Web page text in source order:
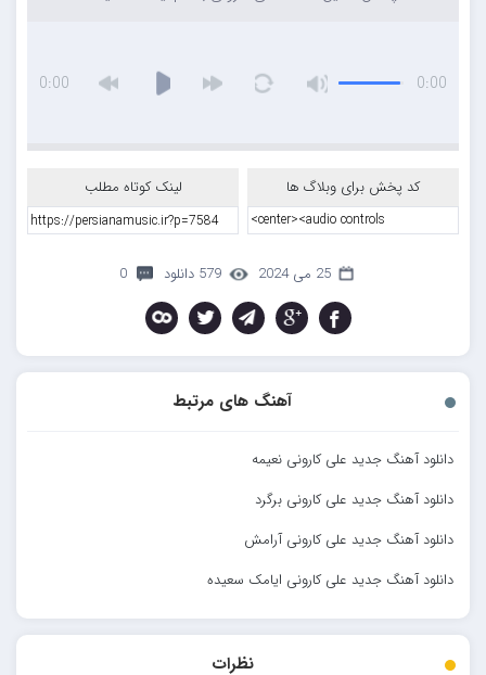
0:00
0:00
کد پخش برای وبلاگ ها لینک کوتاه مطلب
25 می 2024 579 دانلود 0
آهنگ های مرتبط
دانلود آهنگ جدید علی کارونی نعیمه
دانلود آهنگ جدید علی کارونی برگرد
دانلود آهنگ جدید علی کارونی آرامش
دانلود آهنگ جدید علی کارونی ایامک سعیده
نظرات